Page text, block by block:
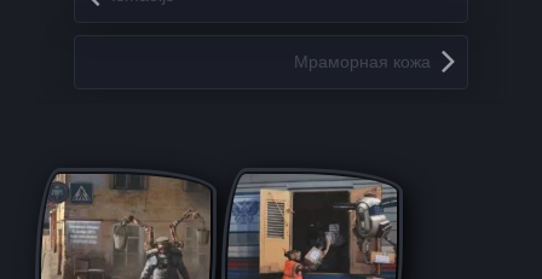
Мраморная кожа